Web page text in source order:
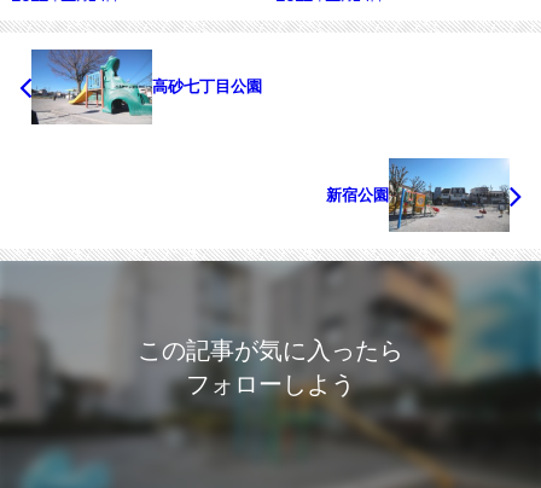
高砂七丁目公園
新宿公園
この記事が気に入ったら
フォローしよう